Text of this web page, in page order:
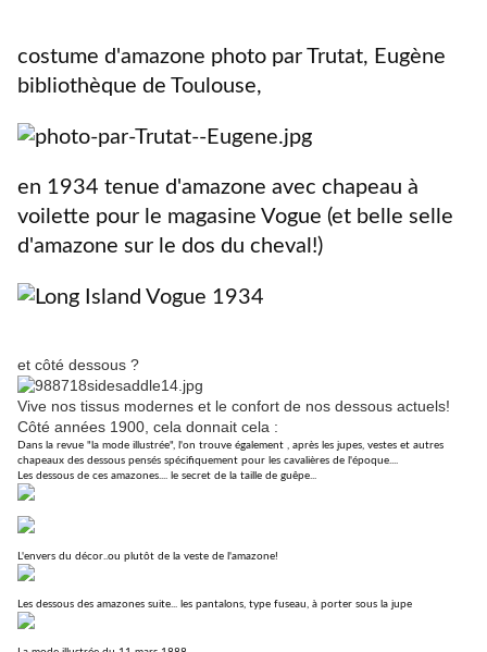
costume d'amazone photo par Trutat, Eugène
bibliothèque de Toulouse,
en 1934 tenue d'amazone avec chapeau à
voilette pour le magasine Vogue (et belle selle
d'amazone sur le dos du cheval!)
et côté dessous ?
Vive nos tissus modernes et le confort de nos dessous actuels!
Côté années 1900, cela donnait cela :
Dans la revue "la mode illustrée", l'on trouve également , après les jupes, vestes et autres
chapeaux des dessous pensés spécifiquement pour les cavalières de l'époque....
Les dessous de ces amazones.... le secret de la taille de guêpe...
L'envers du décor..ou plutôt de la veste de l'amazone!
Les dessous des amazones suite... les pantalons, type fuseau, à porter sous la jupe